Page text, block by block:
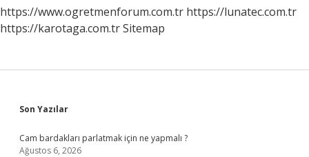
https://www.ogretmenforum.com.tr https://lunatec.com.tr
https://karotaga.com.trSitemap
Sidebar
Son Yazılar
Cam bardakları parlatmak için ne yapmalı ?
Ağustos 6, 2026